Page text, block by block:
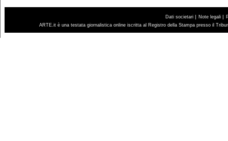
Dati societari | Note legali |
ARTE.it è una testata giornalistica online iscritta al Registro della Stampa presso il